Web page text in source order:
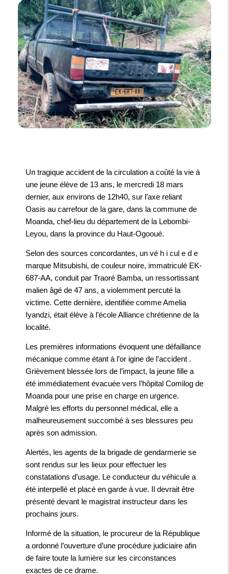
Un tragique accident de la circulation a coûté la vie à
une jeune élève de 13 ans, le mercredi 18 mars
dernier, aux environs de 12h40, sur l’axe reliant
Oasis au carrefour de la gare, dans la commune de
Moanda, chef-lieu du département de la Lebombi-
Leyou, dans la province du Haut-Ogooué.
Selon des sources concordantes, un vé h i cul e d e
marque Mitsubishi, de couleur noire, immatriculé EK-
687-AA, conduit par Traoré Bamba, un ressortissant
malien âgé de 47 ans, a violemment percuté la
victime. Cette dernière, identifiée comme Amelia
Iyandzi, était élève à l’école Alliance chrétienne de la
localité.
Les premières informations évoquent une défaillance
mécanique comme étant à l’or igine de l’accident .
Grièvement blessée lors de l’impact, la jeune fille a
été immédiatement évacuée vers l’hôpital Comilog de
Moanda pour une prise en charge en urgence.
Malgré les efforts du personnel médical, elle a
malheureusement succombé à ses blessures peu
après son admission.
Alertés, les agents de la brigade de gendarmerie se
sont rendus sur les lieux pour effectuer les
constatations d’usage. Le conducteur du véhicule a
été interpellé et placé en garde à vue. Il devrait être
présenté devant le magistrat instructeur dans les
prochains jours.
Informé de la situation, le procureur de la République
a ordonné l’ouverture d’une procédure judiciaire afin
de faire toute la lumière sur les circonstances
exactes de ce drame.